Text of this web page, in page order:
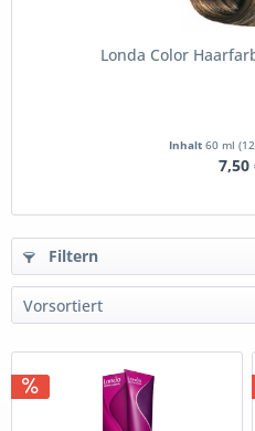
Londa Color
Inhalt 60 ml
7,50
Filtern